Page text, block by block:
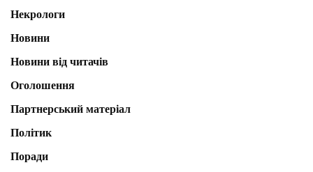
Некрологи
Новини
Новини від читачів
Оголошення
Партнерський матеріал
Політик
Поради